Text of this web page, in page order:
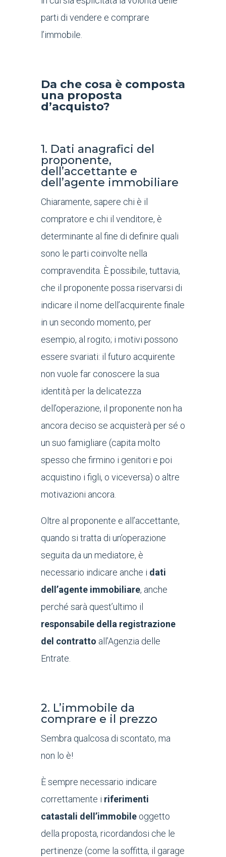
parti di vendere e comprare
l’immobile.
Da che cosa è composta
una proposta
d’acquisto?
1. Dati anagrafici del
proponente,
dell’accettante e
dell’agente immobiliare
Chiaramente, sapere chi è il
compratore e chi il venditore, è
determinante al fine di definire quali
sono le parti coinvolte nella
compravendita. È possibile, tuttavia,
che il proponente possa riservarsi di
indicare il nome dell’acquirente finale
in un secondo momento, per
esempio, al rogito; i motivi possono
essere svariati: il futuro acquirente
non vuole far conoscere la sua
identità per la delicatezza
dell’operazione, il proponente non ha
ancora deciso se acquisterà per sé o
un suo famigliare (capita molto
spesso che firmino i genitori e poi
acquistino i figli, o viceversa) o altre
motivazioni ancora.
Oltre al proponente e all’accettante,
quando si tratta di un’operazione
seguita da un mediatore, è
necessario indicare anche i dati
dell’agente immobiliare, anche
perché sarà quest’ultimo il
responsabile della registrazione
del contratto all’Agenzia delle
Entrate.
2. L’immobile da
comprare e il prezzo
Sembra qualcosa di scontato, ma
non lo è!
È sempre necessario indicare
correttamente i riferimenti
catastali dell’immobileoggetto
della proposta, ricordandosi che le
pertinenze (come la soffitta, il garage